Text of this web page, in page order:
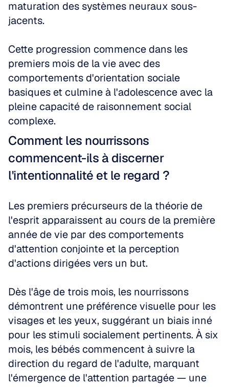
maturation des systèmes neuraux sous-
jacents.
Cette progression commence dans les
premiers mois de la vie avec des
comportements d'orientation sociale
basiques et culmine à l'adolescence avec la
pleine capacité de raisonnement social
complexe.
Comment les nourrissons
commencent-ils à discerner
l'intentionnalité et le regard ?
Les premiers précurseurs de la théorie de
l'esprit apparaissent au cours de la première
année de vie par des comportements
d'attention conjointe et la perception
d'actions dirigées vers un but.
Dès l'âge de trois mois, les nourrissons
démontrent une préférence visuelle pour les
visages et les yeux, suggérant un biais inné
pour les stimuli socialement pertinents. À six
mois, les bébés commencent à suivre la
direction du regard de l'adulte, marquant
l'émergence de l'attention partagée — une